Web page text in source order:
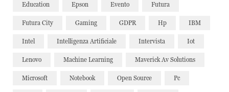
Education Epson Evento Futura
Futura City Gaming GDPR Hp IBM
Intel Intelligenza Artificiale Intervista Iot
Lenovo Machine Learning Maverick Av Solutions
Microsoft Notebook Open Source Pc